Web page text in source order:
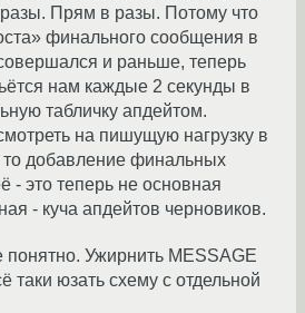
разы. Прям в разы. Потому что
финального сообщения в
и раньше, теперь
нам каждые 2 секунды в
табличку апдейтом.
на пишущую нагрузку в
то добавление финальных
- это теперь не основная
- куча апдейтов черновиков.
понятно. Ужирнить MESSAGE
таки юзать схему с отдельной